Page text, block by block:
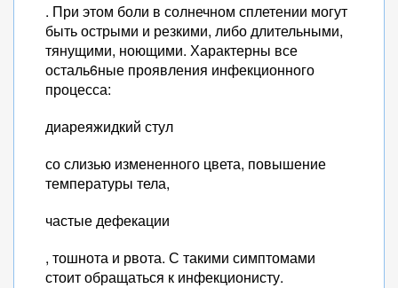
. При этом боли в солнечном сплетении могут
быть острыми и резкими, либо длительными,
тянущими, ноющими. Характерны все
осталь6ные проявления инфекционного
процесса:
диареяжидкий стул
со слизью измененного цвета, повышение
температуры тела,
частые дефекации
, тошнота и рвота. С такими симптомами
стоит обращаться к инфекционисту.